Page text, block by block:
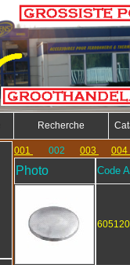
Recherche
001 002 003 004
Photo Code
605120